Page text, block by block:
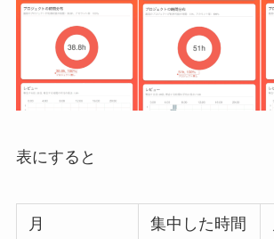
表にすると
月 集中した時間